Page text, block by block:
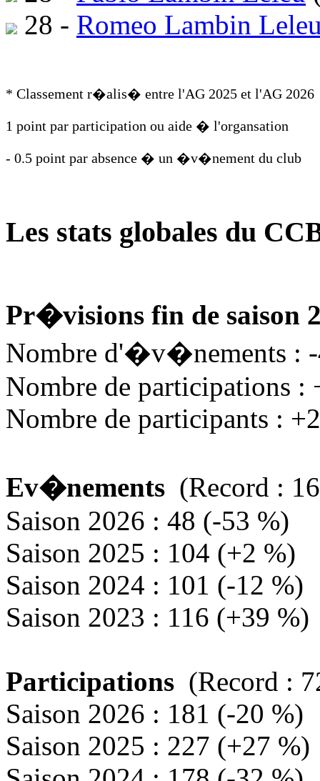
28 - Romeo Lambin
* Classement r�alis� entre l'AG 2025 et l'AG 2026
1 point par participation ou aide � l'organsation
- 0.5 point par absence � un �v�nement du club
Les stats globales du
Pr�visions fin de saison
Nombre d'�v�nements :
Nombre de participations :
Nombre de participants :
Ev�nements (Record :
Saison 2026 : 48 (-53 %)
Saison 2025 : 104 (+2 %)
Saison 2024 : 101 (-12 %)
Saison 2023 : 116 (+39 %)
Participations (Record :
Saison 2026 : 181 (-20 %)
Saison 2025 : 227 (+27 %)